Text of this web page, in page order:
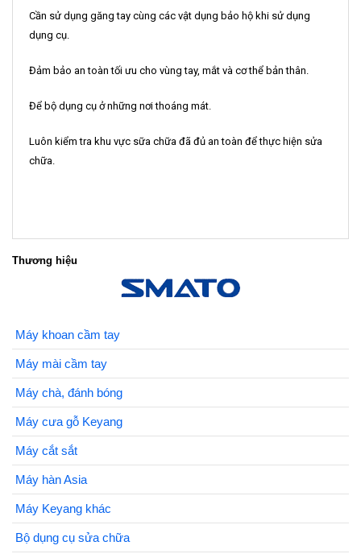
Cần sử dụng găng tay cùng các vật dụng bảo hộ khi sử dụng
dụng cụ.
Đảm bảo an toàn tối ưu cho vùng tay, mắt và cơ thể bản thân.
Để bộ dụng cụ ở những nơi thoáng mát.
Luôn kiểm tra khu vực sữa chữa đã đủ an toàn để thực hiện sửa
chữa.
Thương hiệu
Máy khoan cầm tay
Máy mài cầm tay
Máy chà, đánh bóng
Máy cưa gỗ Keyang
Máy cắt sắt
Máy hàn Asia
Máy Keyang khác
Bộ dụng cụ sửa chữa